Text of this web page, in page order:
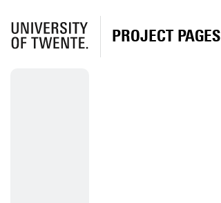
PROJECT PAGES